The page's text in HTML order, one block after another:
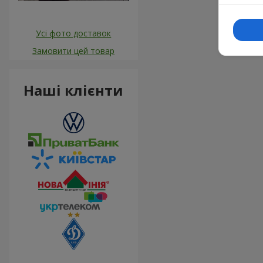
Усі фото доставок
Замовити цей товар
Наші клієнти